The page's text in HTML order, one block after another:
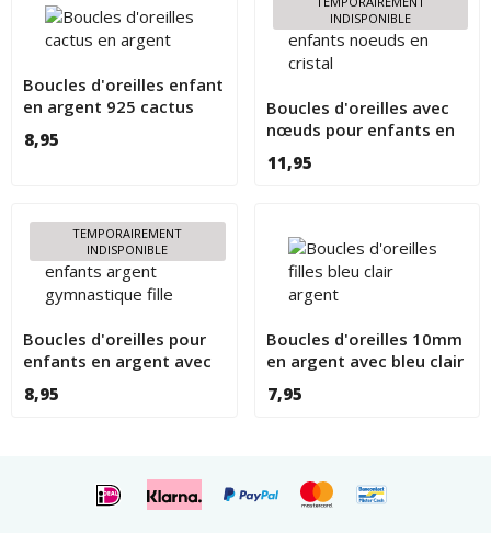
Boucles d'oreilles enfant
en argent 925 cactus
8,95
INDISPONIBLE
Boucles d'oreilles avec
nœuds pour enfants en
argent 925
11,95
TEMPORAIREMENT
INDISPONIBLE
Boucles d'oreilles pour
enfants en argent avec
une fille qui fait de la
gymnastique
8,95
Boucles d'oreilles 10mm
en argent avec bleu clair
pour filles
7,95